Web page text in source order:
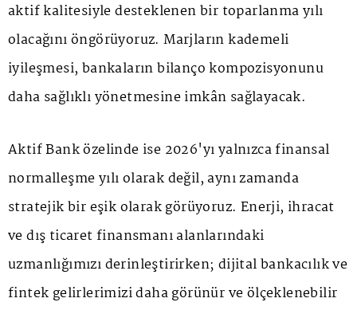
aktif kalitesiyle desteklenen bir toparlanma yılı
olacağını öngörüyoruz. Marjların kademeli
iyileşmesi, bankaların bilanço kompozisyonunu
daha sağlıklı yönetmesine imkân sağlayacak.
Aktif Bank özelinde ise 2026'yı yalnızca finansal
normalleşme yılı olarak değil, aynı zamanda
stratejik bir eşik olarak görüyoruz. Enerji, ihracat
ve dış ticaret finansmanı alanlarındaki
uzmanlığımızı derinleştirirken; dijital bankacılık ve
fintek gelirlerimizi daha görünür ve ölçeklenebilir